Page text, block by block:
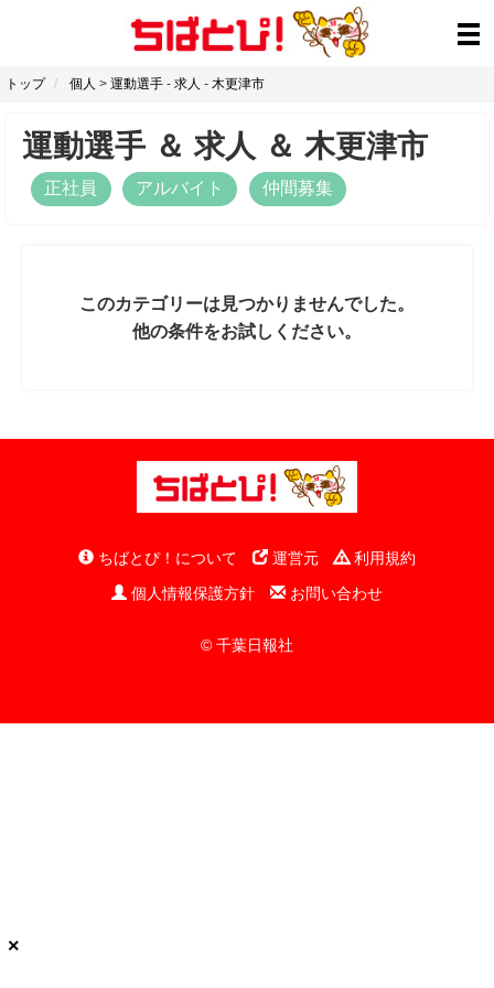
トップ 個人 > 運動選手 - 求人 - 木更津市
運動選手 ＆求人 ＆ 木更津市
正社員 アルバイト 仲間募集
このカテゴリーは見つかりませんでした。
他の条件をお試しください。
ちばとぴ！について 運営元
利用規約
個人情報保護方針
お問い合わせ
© 千葉日報社
×